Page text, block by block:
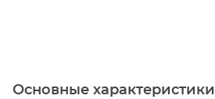
Основные характеристики